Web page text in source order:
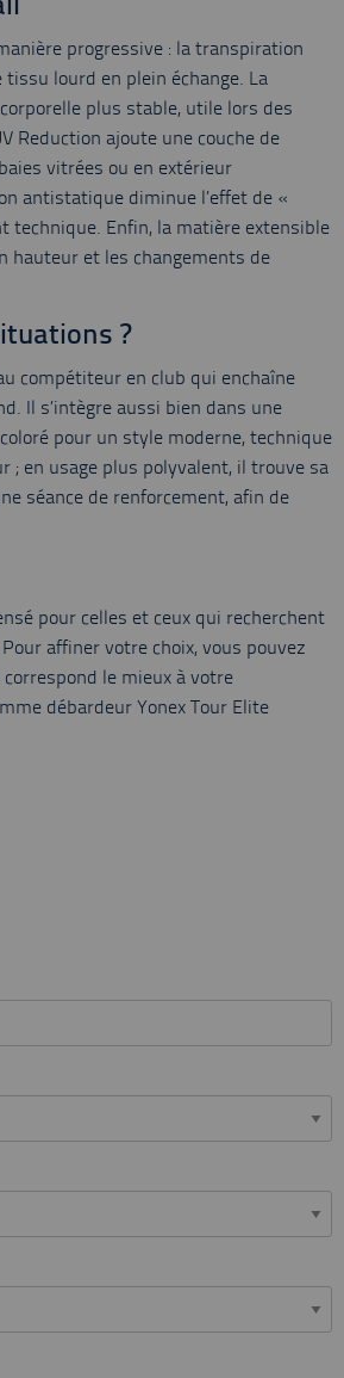
progressive : la transpiration
lourd en plein échange. La
plus stable, utile lors des
Reduction ajoute une couche de
vitrées ou en extérieur
antistatique diminue l’effet de «
technique. Enfin, la matière extensible
hauteur et les changements de
?
compétiteur en club qui enchaîne
Il s’intègre aussi bien dans une
pour un style moderne, technique
; en usage plus polyvalent, il trouve sa
séance de renforcement, afin de
pour celles et ceux qui recherchent
affiner votre choix, vous pouvez
le mieux à votre
débardeur Yonex Tour Elite